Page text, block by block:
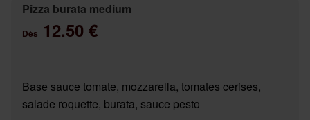
Pizza burata medium
Dès 12.50 €
Base sauce tomate, mozzarella, tomates cerises,
salade roquette, burata, sauce pesto